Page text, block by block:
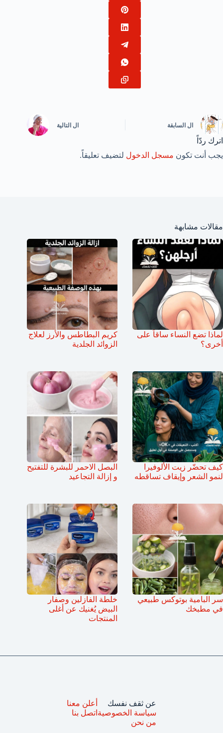
ال السابقة ال التالية
اترك ردّاً
يجب أنت تكون مسجل الدخول لتضيف تعليقاً.
مقالات مشابهة
لماذا تضع النساء ساقاً على
أخرى؟
كريم البطاطس والأرز لعلاج
الزوائد الجلدية
كيف تحضّر زيت الألوفيرا
لنمو الشعر وإيقاف تساقطه
البصل الاحمر للبشرة للتفتيح
و إزالة التجاعيد
سر البامية بوتوكس طبيعي
في مطبخك
خلطة الفازلين وصفار
البيض يُغنيك عن أغلى
المنتجات
عن ثقف نفسك
سياسة الخصوصية
من نحن
أعلن معنا
اتصل بنا